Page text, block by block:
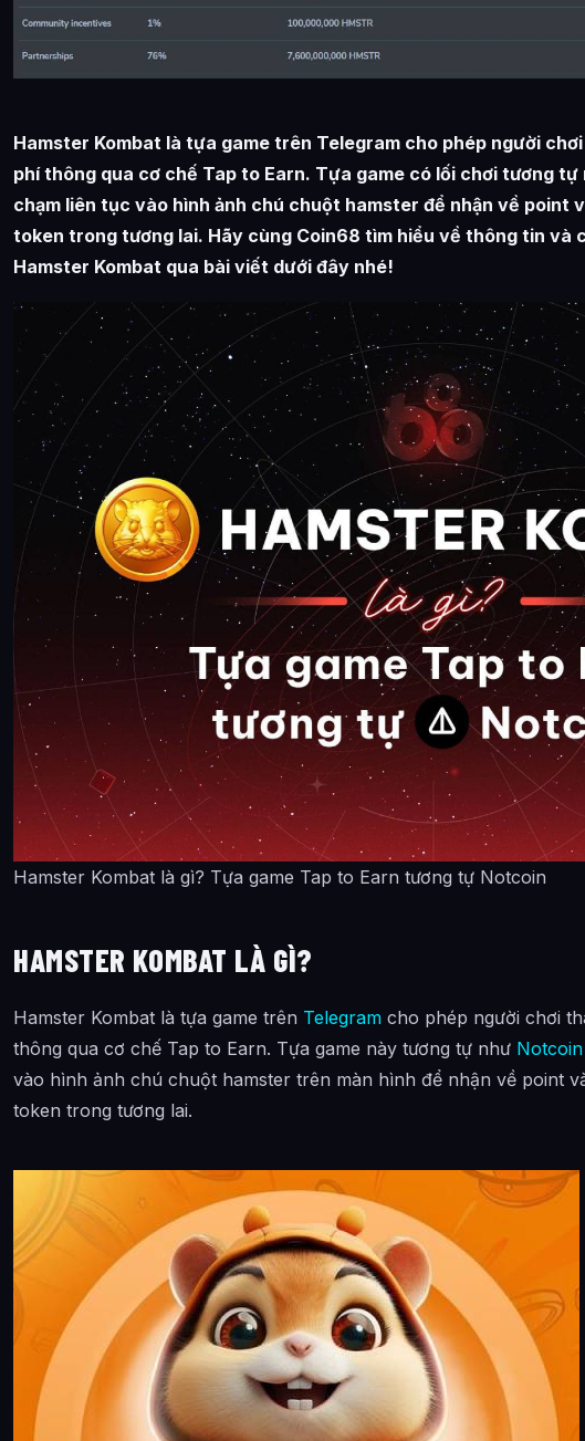
Hamster Kombat là tựa game trên Telegram cho phép người
phí thông qua cơ chế Tap to Earn. Tựa game có lối chơi tương
chạm liên tục vào hình ảnh chú chuột hamster để nhận về point
token trong tương lai. Hãy cùng Coin68 tìm hiểu về thông tin và
Hamster Kombat qua bài viết dưới đây nhé!
Hamster Kombat là gì? Tựa game Tap to Earn tương tự Notcoin
HAMSTER KOMBAT LÀ GÌ?
Hamster Kombat là tựa game trên Telegram cho phép người chơi
thông qua cơ chế Tap to Earn. Tựa game này tương tự như Notcoin
vào hình ảnh chú chuột hamster trên màn hình để nhận về point
token trong tương lai.